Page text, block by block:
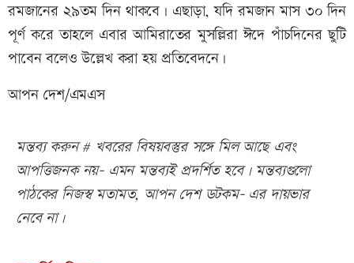
রমজানের ২৯তম দিন থাকবে। এছাড়া, যদি রমজান মাস ৩০ দিন
পূর্ণ করে তাহলে এবার আমিরাতের মুসল্লিরা ঈদে পাঁচদিনের ছুটি
পাবেন বলেও উল্লেখ করা হয় প্রতিবেদনে।
আপন দেশ/এমএস
মন্তব্য করুন # খবরের বিষয়বস্তুর সঙ্গে মিল আছে এবং
আপত্তিজনক নয়- এমন মন্তব্যই প্রদর্শিত হবে। মন্তব্যগুলো
পাঠকের নিজস্ব মতামত, আপন দেশ ডটকম- এর দায়ভার
নেবে না।